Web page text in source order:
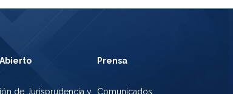
de Jurisprudencia y
Prensa
Comunicados